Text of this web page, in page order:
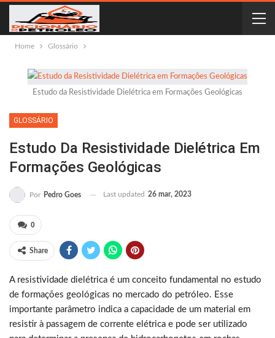
Home Glossário
Estudo da Resistividade Dielétrica em Formações Geológicas
GLOSSÁRIO
Estudo Da Resistividade Dielétrica Em
Formações Geológicas
Por Pedro Goes Last updated 26 mar, 2023
0
Share
A resistividade dielétrica é um conceito fundamental no estudo
de formações geológicas no mercado do petróleo. Esse
importante parâmetro indica a capacidade de um material em
resistir à passagem de corrente elétrica e pode ser utilizado